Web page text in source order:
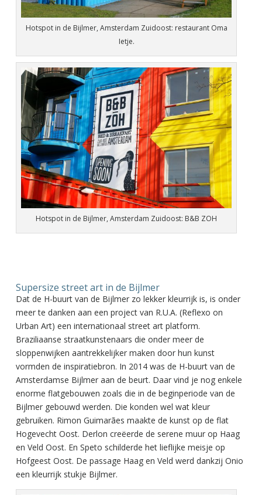
Hotspot in de Bijlmer, Amsterdam Zuidoost: restaurant Oma
Ietje.
Hotspot in de Bijlmer, Amsterdam Zuidoost: B&B ZOH
Supersize street art in de Bijlmer
Dat de H-buurt van de Bijlmer zo lekker kleurrijk is, is onder
meer te danken aan een project van R.U.A. (Reflexo on
Urban Art) een internationaal street art platform.
Braziliaanse straatkunstenaars die onder meer de
sloppenwijken aantrekkelijker maken door hun kunst
vormden de inspiratiebron. In 2014 was de H-buurt van de
Amsterdamse Bijlmer aan de beurt. Daar vind je nog enkele
enorme flatgebouwen zoals die in de beginperiode van de
Bijlmer gebouwd werden. Die konden wel wat kleur
gebruiken. Rimon Guimarães maakte de kunst op de flat
Hogevecht Oost. Derlon creëerde de serene muur op Haag
en Veld Oost. En Speto schilderde het lieflijke meisje op
Hofgeest Oost. De passage Haag en Veld werd dankzij Onio
een kleurrijk stukje Bijlmer.